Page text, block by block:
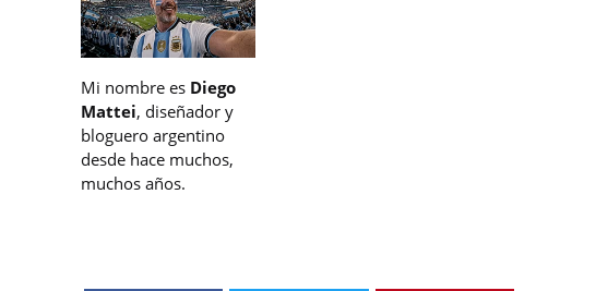
Mi nombre es Diego
Mattei, diseñador y
bloguero argentino
desde hace muchos,
muchos años.